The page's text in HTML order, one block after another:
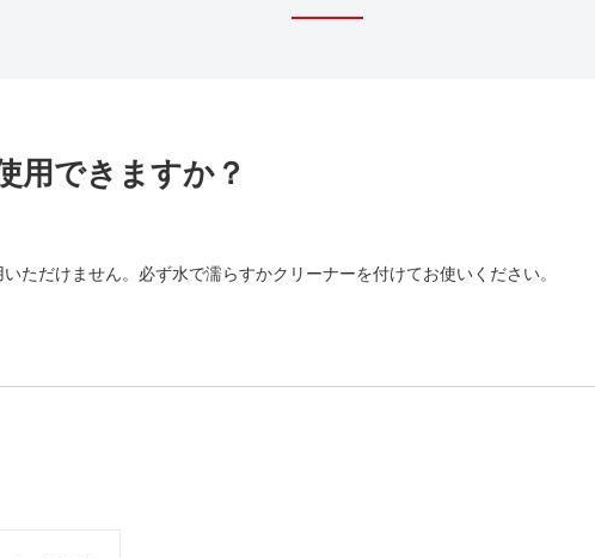
用できますか？
ただけません。必ず水で濡らすかクリーナーを付けてお使いください。